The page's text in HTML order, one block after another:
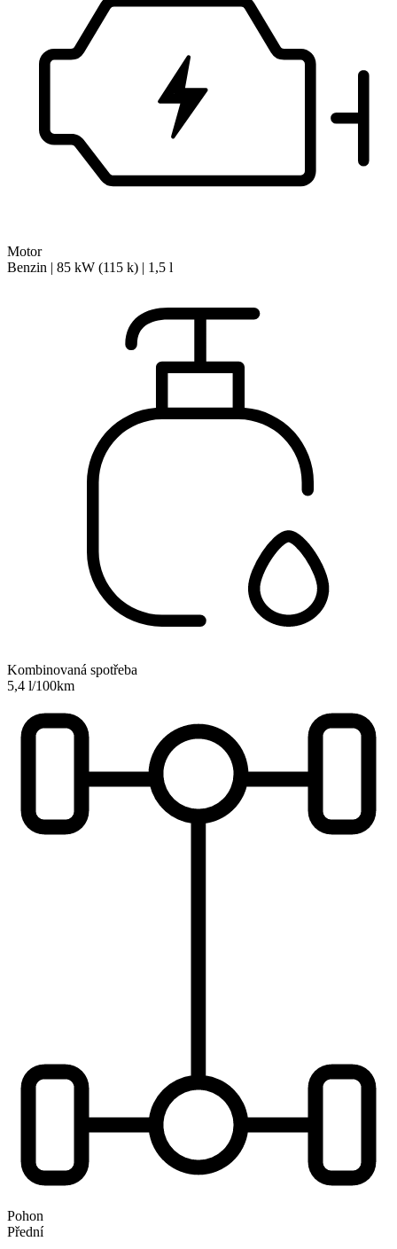
Motor
Benzin | 85 kW (115 k) | 1,5 l
Kombinovaná spotřeba
5,4 l/100km
Pohon
Přední